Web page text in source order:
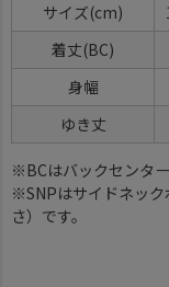
サイズ(cm)
着丈(BC)
身幅
ゆき丈
※BCはバックセンタ
※SNPはサイドネック
さ）です。